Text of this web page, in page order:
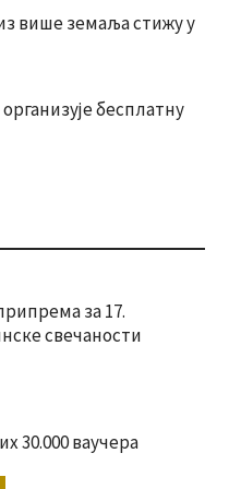
више земаља стижу у
бесплатну
за 17.
свечаности
30.000 ваучера